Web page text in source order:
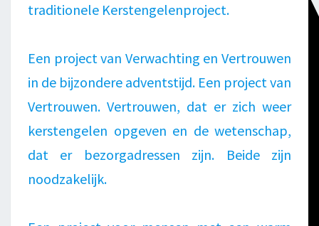
traditionele Kerstengelenproject.
Een project van Verwachting en Vertrouwen
in de bijzondere adventstijd. Een project van
Vertrouwen. Vertrouwen, dat er zich weer
kerstengelen opgeven en de wetenschap,
dat er bezorgadressen zijn. Beide zijn
noodzakelijk.